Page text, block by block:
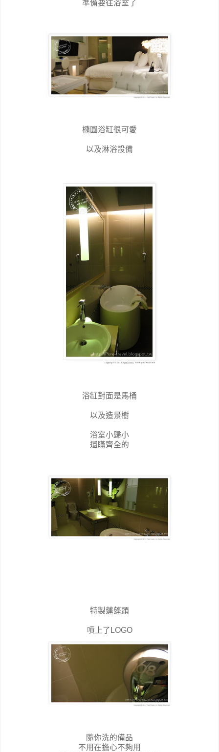
準備要往浴室了
橢圓浴缸很可愛
以及淋浴設備
浴缸對面是馬桶
以及造景樹
浴室小歸小
還瞞齊全的
特製蓮蓬頭
噴上了LOGO
隨你洗的備品
不用在擔心不夠用